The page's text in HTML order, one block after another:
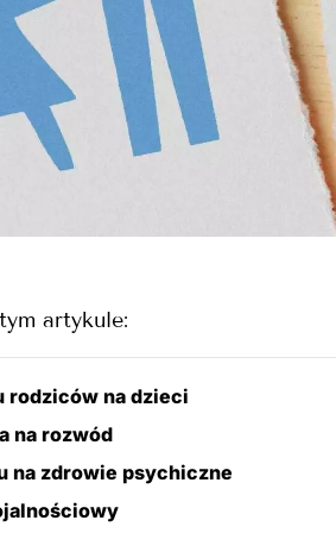
artykule:
rodziców na dzieci
na rozwód
na zdrowie psychiczne